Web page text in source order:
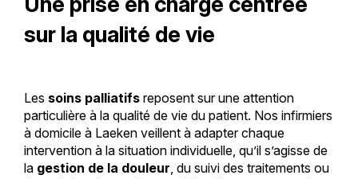
sur la qualité de vie
Les soins palliatifsreposent sur une attention
particulière à la qualité de vie du patient. Nos infirmiers
à domicile à Laeken veillent à adapter chaque
intervention à la situation individuelle, qu’il s’agisse de
la gestion de la douleur , du suivi des traitements ou